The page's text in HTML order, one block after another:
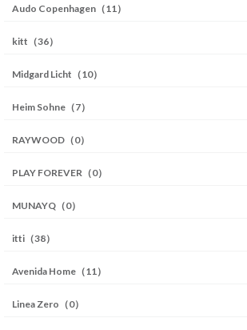
Audo Copenhagen（11）
kitt（36）
Midgard Licht（10）
Heim Sohne（7）
RAYWOOD（0）
PLAY FOREVER（0）
MUNAYQ（0）
itti（38）
Avenida Home（11）
Linea Zero（0）